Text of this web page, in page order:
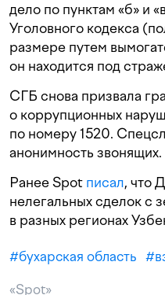
дело по пунктам «б» и
Уголовного кодекса
размере путем
он находится под
СГБ снова призвала
о коррупционных
по номеру 1520.
анонимность звонящих.
Ранее Spot писал, что
нелегальных сделок с
в разных регионах
#бухарская область #
«Spot»